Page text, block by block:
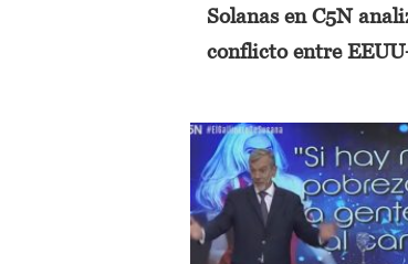
Solanas en C5N
conflicto entre